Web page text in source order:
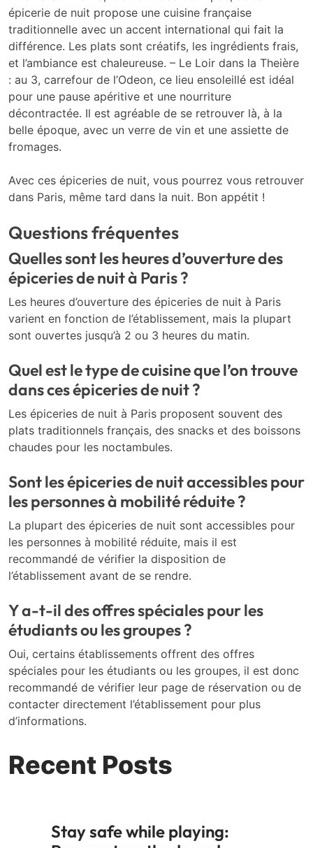
épicerie de nuit propose une cuisine française
traditionnelle avec un accent international qui fait la
différence. Les plats sont créatifs, les ingrédients frais,
et l’ambiance est chaleureuse. – Le Loir dans la Theière
: au 3, carrefour de l’Odeon, ce lieu ensoleillé est idéal
pour une pause apéritive et une nourriture
décontractée. Il est agréable de se retrouver là, à la
belle époque, avec un verre de vin et une assiette de
fromages.
Avec ces épiceries de nuit, vous pourrez vous retrouver
dans Paris, même tard dans la nuit. Bon appétit !
Questions fréquentes
Quelles sont les heures d’ouverture des
épiceries de nuit à Paris ?
Les heures d’ouverture des épiceries de nuit à Paris
varient en fonction de l’établissement, mais la plupart
sont ouvertes jusqu’à 2 ou 3 heures du matin.
Quel est le type de cuisine que l’on trouve
dans ces épiceries de nuit ?
Les épiceries de nuit à Paris proposent souvent des
plats traditionnels français, des snacks et des boissons
chaudes pour les noctambules.
Sont les épiceries de nuit accessibles pour
les personnes à mobilité réduite ?
La plupart des épiceries de nuit sont accessibles pour
les personnes à mobilité réduite, mais il est
recommandé de vérifier la disposition de
l’établissement avant de se rendre.
Y a-t-il des offres spéciales pour les
étudiants ou les groupes ?
Oui, certains établissements offrent des offres
spéciales pour les étudiants ou les groupes, il est donc
recommandé de vérifier leur page de réservation ou de
contacter directement l’établissement pour plus
d’informations.
Recent Posts
Stay safe while playing: